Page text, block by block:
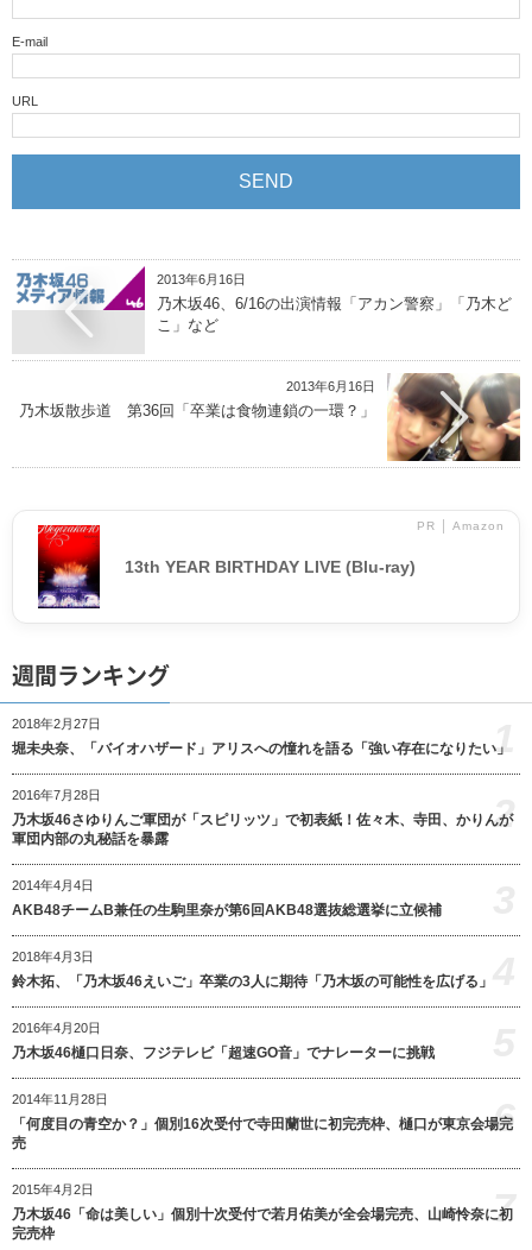
E-mail
URL
2013年6月16日
乃木坂46、6/16の出演情報「アカン警察」「乃木ど
こ」など
2013年6月16日
乃木坂散歩道 第36回「卒業は食物連鎖の一環？」
PR │ Amazon
13th YEAR BIRTHDAY LIVE (Blu-ray)
週間ランキング
2018年2月27日
堀未央奈、「バイオハザード」アリスへの憧れを語る「強い存在になりたい」
1
2016年7月28日
乃木坂46さゆりんご軍団が「スピリッツ」で初表紙！佐々木、寺田、かりんが
軍団内部の丸秘話を暴露
2
2014年4月4日
AKB48チームB兼任の生駒里奈が第6回AKB48選抜総選挙に立候補
2018年4月3日
鈴木拓、「乃木坂46えいご」卒業の3人に期待「乃木坂の可能性を広げる」
2016年4月20日
乃木坂46樋口日奈、フジテレビ「超速GO音」でナレーターに挑戦
2014年11月28日
「何度目の青空か？」個別16次受付で寺田蘭世に初完売枠、樋口が東京会場完
売
6
2015年4月2日
乃木坂46「命は美しい」個別十次受付で若月佑美が全会場完売、山崎怜奈に初
完売枠
7